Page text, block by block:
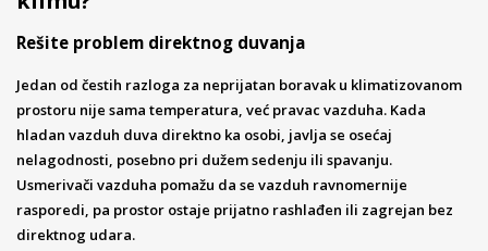
Rešite problem direktnog duvanja
Jedan od čestih razloga za neprijatan boravak u klimatizovanom
prostoru nije sama temperatura, već pravac vazduha. Kada
hladan vazduh duva direktno ka osobi, javlja se osećaj
nelagodnosti, posebno pri dužem sedenju ili spavanju.
Usmerivači vazduha pomažu da se vazduh ravnomernije
rasporedi, pa prostor ostaje prijatno rashlađen ili zagrejan bez
direktnog udara.